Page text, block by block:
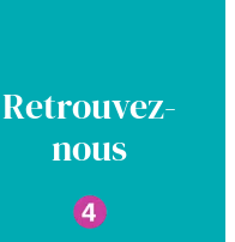
Retrouvez-
nous